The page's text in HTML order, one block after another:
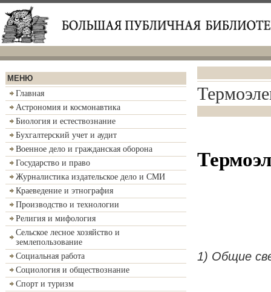
МЕНЮ
Главная
Астрономия и космонавтика
Биология и естествознание
Бухгалтерский учет и аудит
Военное дело и гражданская оборона
Государство и право
Журналистика издательское дело и СМИ
Краеведение и этнография
Производство и технологии
Религия и мифология
Сельское лесное хозяйство и
землепользование
Социальная работа
Социология и обществознание
Спорт и туризм
1) Об­щие